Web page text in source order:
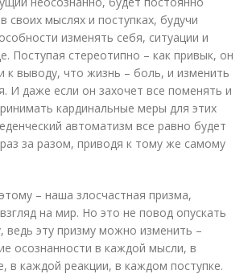
своих мыслях и поступках, будучи
изменять себя, ситуации и
Поступая стереотипно – как привык, он
к выводу, что жизнь – боль, и изменить
И даже если он захочет все поменять и
кардинальные меры для этих
автоматизм все равно будет
за разом, приводя к тому же самому
– наша злосчастная призма,
на мир. Но это не повод опускать
ведь эту призму можно изменить –
осознанности в каждой мысли, в
в каждой реакции, в каждом поступке.